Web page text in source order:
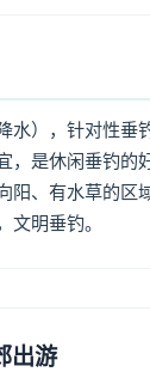
），针对性垂
，是休闲垂钓
阳、有水草的
文明垂钓。
出游